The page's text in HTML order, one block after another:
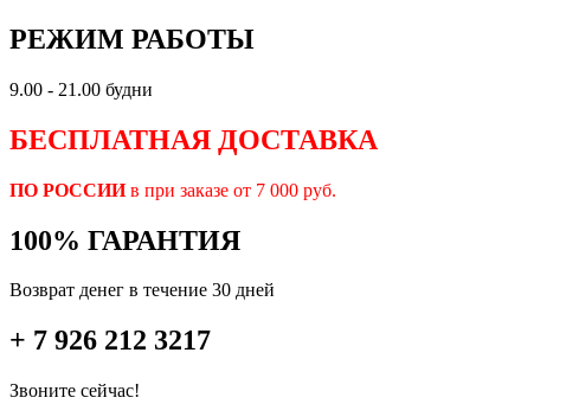
РЕЖИМ РАБОТЫ
9.00 - 21.00 будни
БЕСПЛАТНАЯ ДОСТАВКА
ПО РОССИИв при заказе от 7 000 руб.
100% ГАРАНТИЯ
Возврат денег в течение 30 дней
+ 7 926 212 3217
Звоните сейчас!